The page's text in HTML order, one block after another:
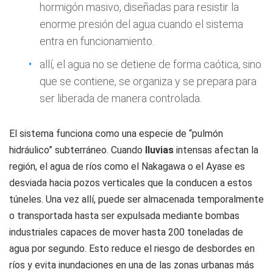
hormigón masivo, diseñadas para resistir la
enorme presión del agua cuando el sistema
entra en funcionamiento.
allí, el agua no se detiene de forma caótica, sino
que se contiene, se organiza y se prepara para
ser liberada de manera controlada.
El sistema funciona como una especie de “pulmón
hidráulico” subterráneo. Cuando lluvias intensas afectan la
región, el agua de ríos como el Nakagawa o el Ayase es
desviada hacia pozos verticales que la conducen a estos
túneles. Una vez allí, puede ser almacenada temporalmente
o transportada hasta ser expulsada mediante bombas
industriales capaces de mover hasta 200 toneladas de
agua por segundo. Esto reduce el riesgo de desbordes en
ríos y evita inundaciones en una de las zonas urbanas más